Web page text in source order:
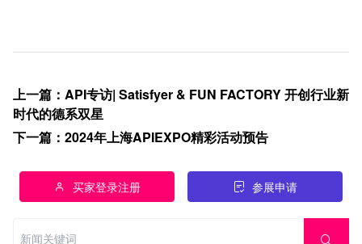
上一篇 ： API专访| Satisfyer & FUN FACTORY 开创行业新
时代的德系双星
下一篇 ： 2024年上海APIEXPO精彩活动预告
买家登录注册 参展申请